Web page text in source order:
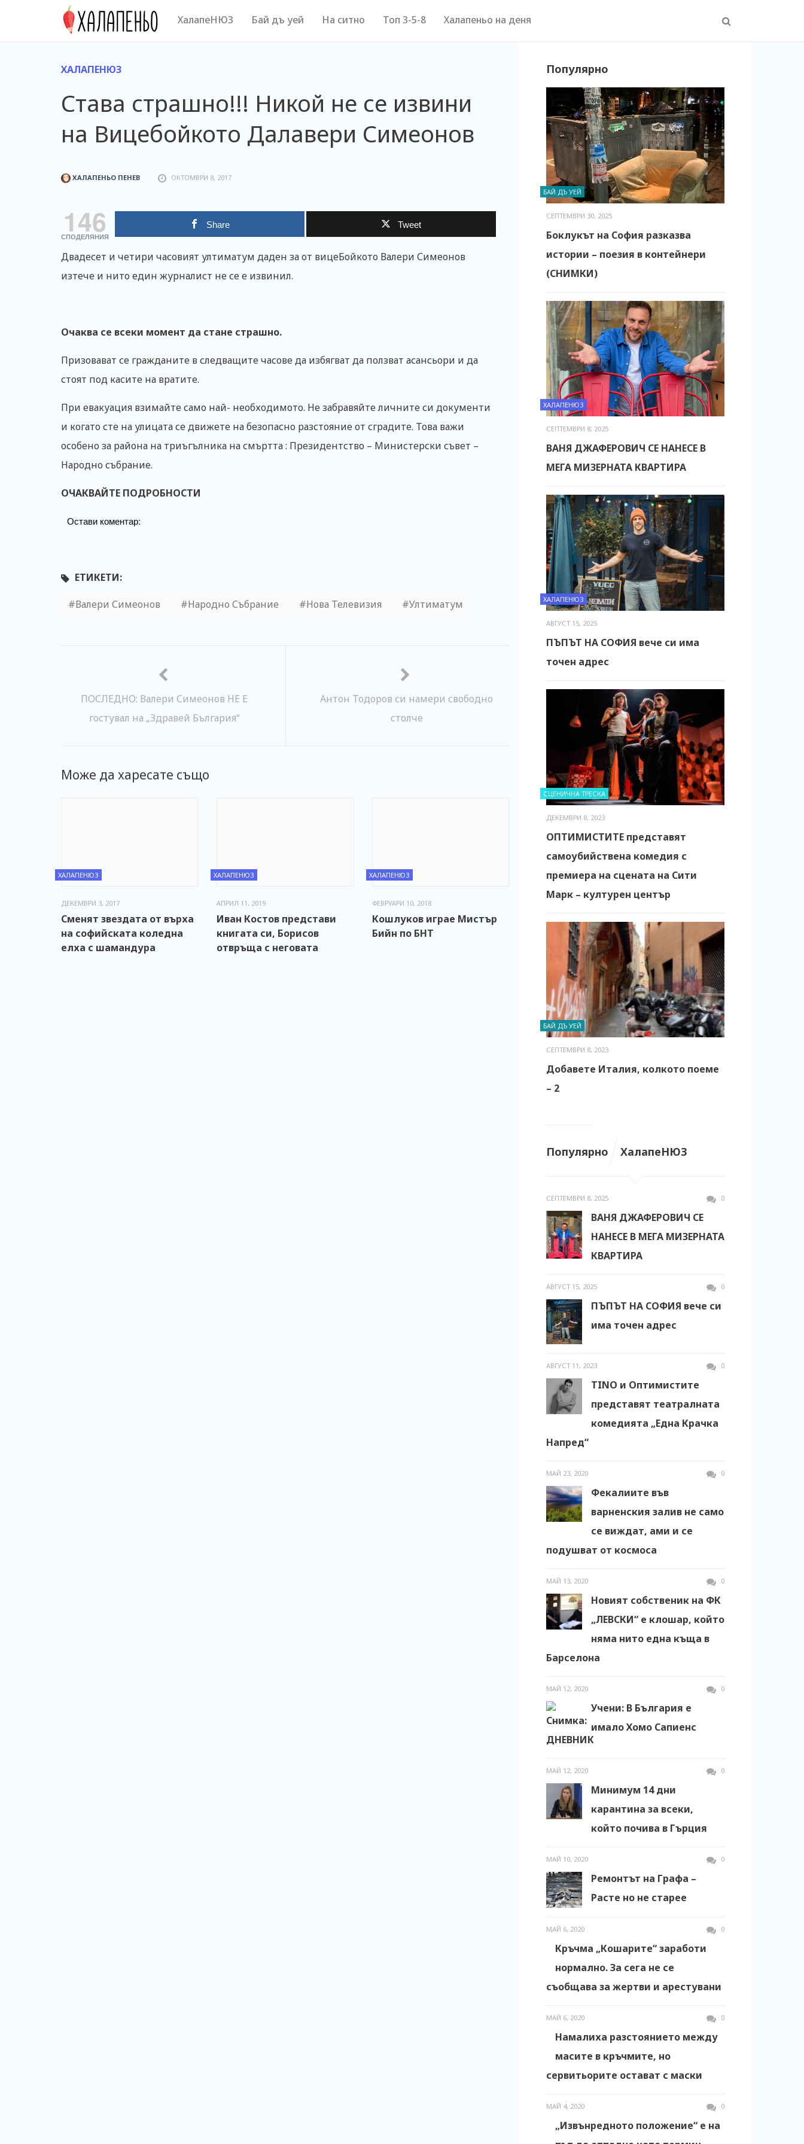
ХалапеНЮЗ Бай дъ уей На ситно Топ 3-5-8 Халапеньо на деня
ХАЛАПЕНЮЗ
Става страшно!!! Никой не се извини
на Вицебойкото Далавери Симеонов
ХАЛАПЕНЬО ПЕНЕВ ОКТОМВРИ 8, 2017
146
СПОДЕЛЯНИЯ
Share Tweet
Двадесет и четири часовият ултиматум даден за от вицеБойкото Валери Симеонов
изтече и нито един журналист не се е извинил.
Очаква се всеки момент да стане страшно.
Призовават се гражданите в следващите часове да избягват да ползват асансьори и да
стоят под касите на вратите.
При евакуация взимайте само най- необходимото. Не забравяйте личните си документи
и когато сте на улицата се движете на безопасно разстояние от сградите. Това важи
особено за района на триъгълника на смъртта : Президентство – Mинистерски съвет –
Hародно събрание.
ОЧАКВАЙТЕ ПОДРОБНОСТИ
Остави коментар:
ЕТИКЕТИ:
Валери Симеонов Народно Събрание Нова Телевизия Ултиматум
ПОСЛЕДНО: Валери Симеонов НЕ Е
гостувал на „Здравей България“
Антон Тодоров си намери свободно
столче
Може да харесате също
ХАЛАПЕНЮЗ
ДЕКЕМВРИ 3, 2017
Сменят звездата от върха
на софийската коледна
елха с шамандура
ХАЛАПЕНЮЗ
АПРИЛ 11, 2019
Иван Костов представи
книгата си, Борисов
отвръща с неговата
ХАЛАПЕНЮЗ
ФЕВРУАРИ 10, 2018
Кошлуков играе Мистър
Бийн по БНТ
Популярно
БАЙ ДЪ УЕЙ
СЕПТЕМВРИ 30, 2025
Боклукът на София разказва
истории – поезия в контейнери
(СНИМКИ)
ХАЛАПЕНЮЗ
СЕПТЕМВРИ 8, 2025
ВАНЯ ДЖАФЕРОВИЧ СЕ НАНЕСЕ В
МЕГА МИЗЕРНАТА КВАРТИРА
ХАЛАПЕНЮЗ
АВГУСТ 15, 2025
ПЪПЪТ НА СОФИЯ вече си има
точен адрес
СЦЕНИЧНА ТРЕСКА
ДЕКЕМВРИ 8, 2023
ОПТИМИСТИТЕ представят
самоубийствена комедия с
премиера на сцената на Сити
Марк – културен център
БАЙ ДЪ УЕЙ
СЕПТЕМВРИ 8, 2023
Добавете Италия, колкото поеме
– 2
Популярно ХалапеНЮЗ
СЕПТЕМВРИ 8, 2025 0
ВАНЯ ДЖАФЕРОВИЧ СЕ
НАНЕСЕ В МЕГА МИЗЕРНАТА
КВАРТИРА
АВГУСТ 15, 2025 0
ПЪПЪТ НА СОФИЯ вече си
има точен адрес
АВГУСТ 11, 2023 0
TINO и Оптимистите
представят театралната
комедията „Една Крачка
Напред“
МАЙ 23, 2020 0
Фекалиите във
варненския залив не само
се виждат, ами и се
подушват от космоса
МАЙ 13, 2020 0
Новият собственик на ФК
„ЛЕВСКИ“ е клошар, който
няма нито една къща в
Барселона
МАЙ 12, 2020 0
Учени: В България е
имало Хомо Сапиенс
МАЙ 12, 2020 0
Минимум 14 дни
карантина за всеки,
който почива в Гърция
МАЙ 10, 2020 0
Ремонтът на Графа –
Расте но не старее
МАЙ 6, 2020 0
Кръчма „Кошарите“ заработи
нормално. За сега не се
съобщава за жертви и арестувани
МАЙ 6, 2020 0
Намалиха разстоянието между
масите в кръчмите, но
сервитьорите остават с маски
МАЙ 4, 2020 0
„Извънредното положение“ е на